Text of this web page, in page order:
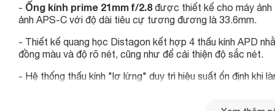
- Ống kính prime 21mm f/2.8được thiết kế cho máy ảnh
ảnh APS-C với độ dài tiêu cự tương đương là 33.6mm.
- Thiết kế quang học Distagon kết hợp 4 thấu kính APD
đồng màu và độ rõ nét, cũng như để cải thiện độ sắc nét.
- Hệ thống thấu kính "lơ lửng" duy trì hiệu suất ổn định khi